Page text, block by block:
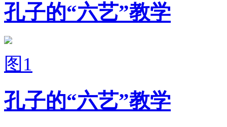
孔子的“六艺”教学
图1
孔子的“六艺”教学